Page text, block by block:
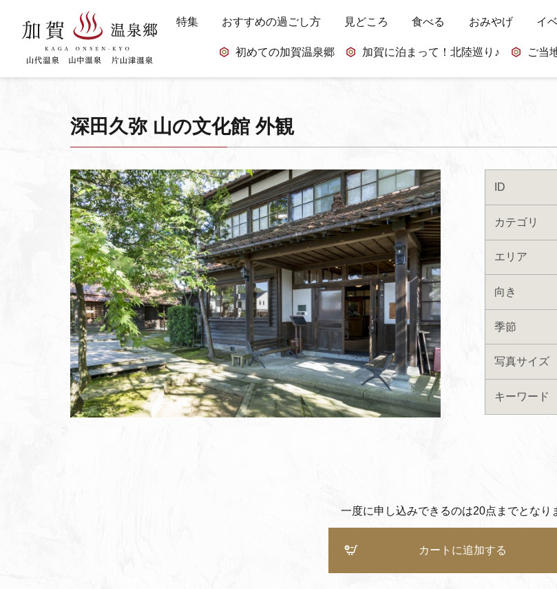
特集 おすすめの過ごし方 見どころ 食べる おみやげ イ
初めての加賀温泉郷 加賀に泊まって！北陸巡り♪ ご当
深田久弥 山の文化館 外観
ID
カテゴリ
エリア
向き
季節
写真サイズ
キーワード
一度に申し込みできるのは20点までとなり
カートに追加する